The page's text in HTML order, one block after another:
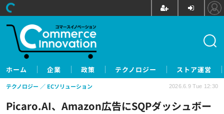
ホーム 企業 政策 テクノロジー ストア運営
Picaro.AI、Amazon広告にSQPダッシュボー
テクノロジー ECソリューション 2026.6.9 Tue 12:30